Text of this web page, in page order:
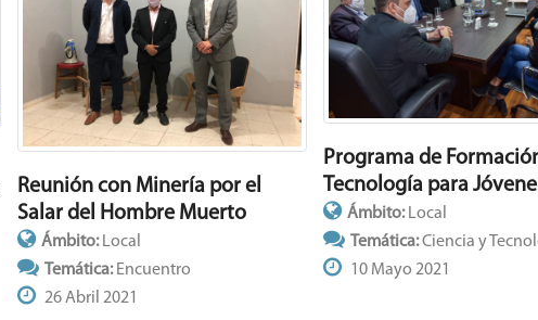
Reunión con Minería por el
Salar del Hombre Muerto
Ámbito:Local
Temática:Encuentro
26 Abril 2021
Programa de
Tecnología para
Ámbito:Local
Temática:Ciencia y
10 Mayo 2021